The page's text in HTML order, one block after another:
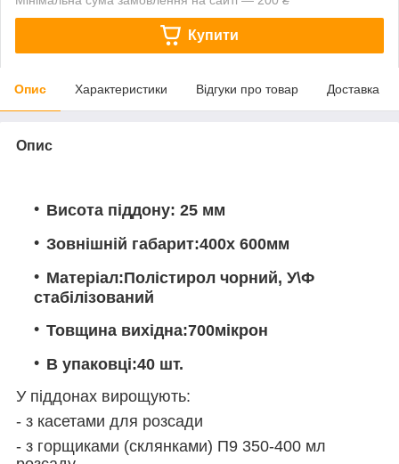
Купити
Опис Характеристики Відгуки про товар Доставка
Опис
Висота піддону: 25 мм
Зовнішній габарит:400х 600мм
Матеріал:Полістирол чорний, У\Ф
стабілізований
Товщина вихідна:700мікрон
В упаковці:40 шт.
У піддонах вирощують:
- з касетами для розсади
- з горщиками (склянками) П9 350-400 мл